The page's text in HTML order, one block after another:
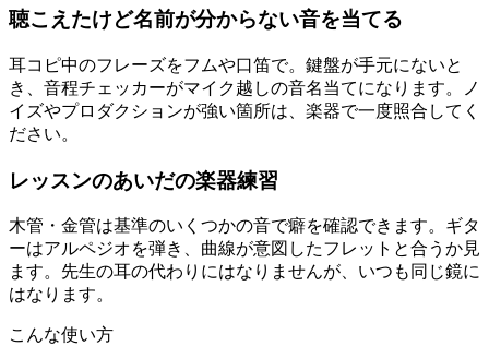
聴こえたけど名前が分からない音を当てる
耳コピ中のフレーズをフムや口笛で。鍵盤が手元にないと
き、音程チェッカーがマイク越しの音名当てになります。ノ
イズやプロダクションが強い箇所は、楽器で一度照合してく
ださい。
レッスンのあいだの楽器練習
木管・金管は基準のいくつかの音で癖を確認できます。ギタ
ーはアルペジオを弾き、曲線が意図したフレットと合うか見
ます。先生の耳の代わりにはなりませんが、いつも同じ鏡に
はなります。
こんな使い方